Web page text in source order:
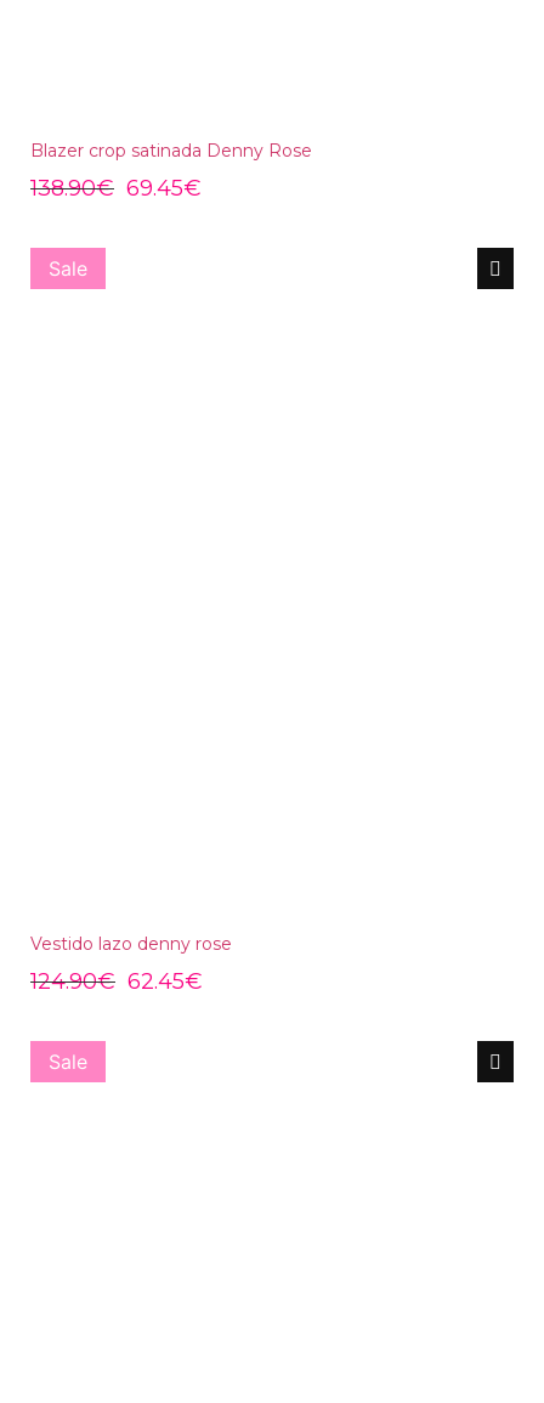
Blazer crop satinada Denny Rose
138.90€ 69.45€
Sale
Vestido lazo denny rose
124.90€ 62.45€
Sale